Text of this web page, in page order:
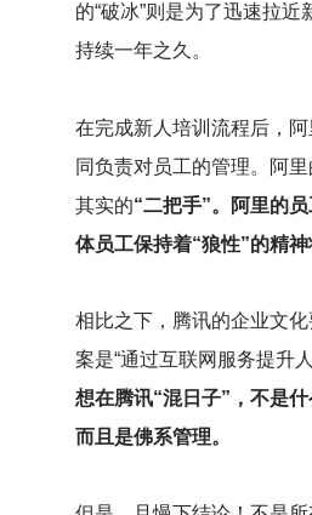
的“破冰”则是为了迅速拉
持续一年之久。
在完成新人培训流程后，
同负责对员工的管理。阿
其实的“二把手”。阿里的
体员工保持着“狼性”的精
相比之下，腾讯的企业文
案是“通过互联网服务提升
想在腾讯“混日子”，不是
而且是佛系管理。